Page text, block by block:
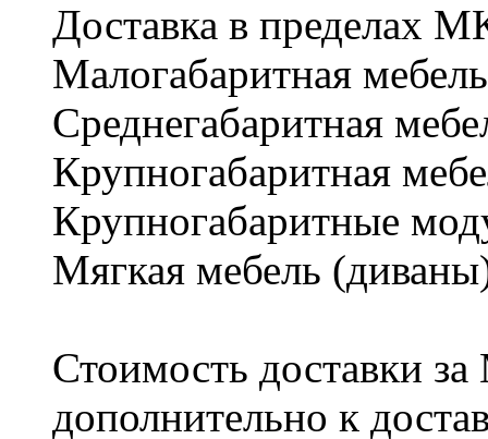
Доставка в пределах
Малогабаритная
Cреднегабаритная
Крупногабаритная
Крупногабаритные
Мягкая мебель
Стоимость доставки
дополнительно к